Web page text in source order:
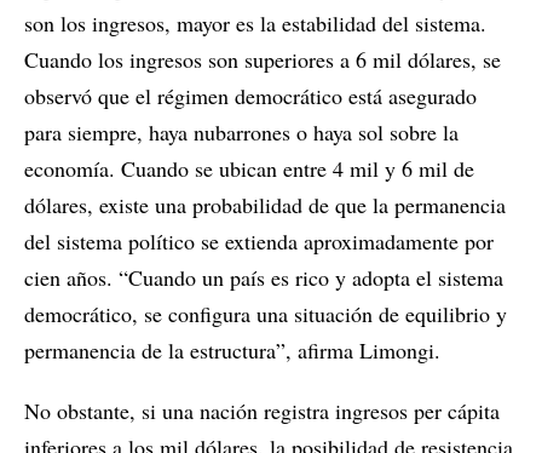
son los ingresos, mayor es la estabilidad del sistema.
Cuando los ingresos son superiores a 6 mil dólares, se
observó que el régimen democrático está asegurado
para siempre, haya nubarrones o haya sol sobre la
economía. Cuando se ubican entre 4 mil y 6 mil de
dólares, existe una probabilidad de que la permanencia
del sistema político se extienda aproximadamente por
cien años. “Cuando un país es rico y adopta el sistema
democrático, se configura una situación de equilibrio y
permanencia de la estructura”, afirma Limongi.
No obstante, si una nación registra ingresos per cápita
inferiores a los mil dólares, la posibilidad de resistencia